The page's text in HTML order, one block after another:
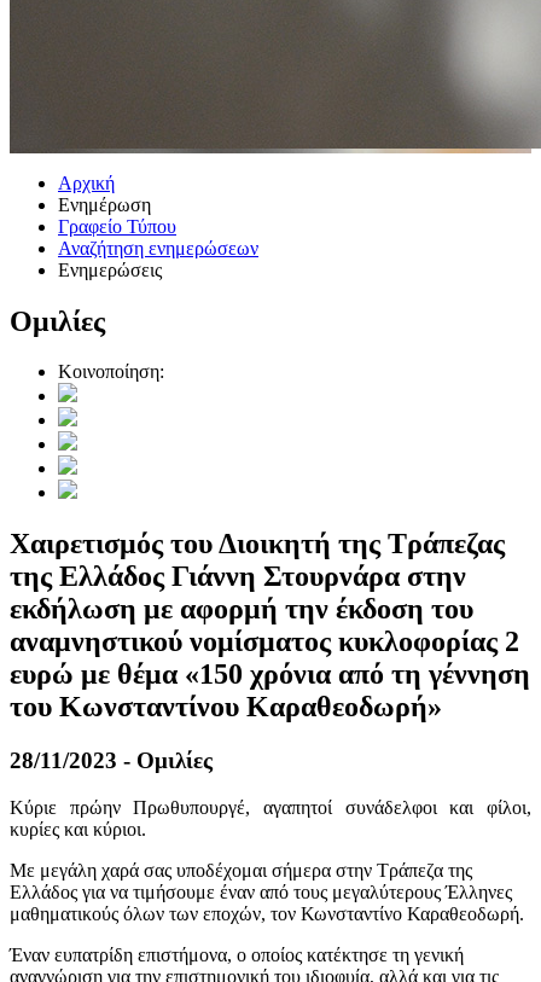
Αρχική
Ενημέρωση
Γραφείο Τύπου
Αναζήτηση ενημερώσεων
Ενημερώσεις
Ομιλίες
Κοινοποίηση:
Χαιρετισμός του Διοικητή της Τράπεζας
της Ελλάδος Γιάννη Στουρνάρα στην
εκδήλωση με αφορμή την έκδοση του
αναμνηστικού νομίσματος κυκλοφορίας 2
ευρώ με θέμα «150 χρόνια από τη γέννηση
του Κωνσταντίνου Καραθεοδωρή»
28/11/2023 - Ομιλίες
Κύριε πρώην Πρωθυπουργέ, αγαπητοί συνάδελφοι και φίλοι,
κυρίες και κύριοι.
Με μεγάλη χαρά σας υποδέχομαι σήμερα στην Τράπεζα της
Ελλάδος για να τιμήσουμε έναν από τους μεγαλύτερους Έλληνες
μαθηματικούς όλων των εποχών, τον Κωνσταντίνο Καραθεοδωρή.
Έναν ευπατρίδη επιστήμονα, ο οποίος κατέκτησε τη γενική
αναγνώριση για την επιστημονική του ιδιοφυία, αλλά και για τις